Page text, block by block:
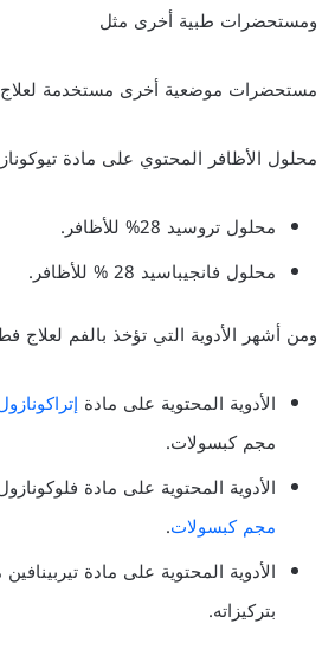
ومستحضرات طبية أخرى مثل
مستحضرات موضعية أخرى مستخدمة لعلاج
محلول الأظافر المحتوي على مادة
محلول تروسيد 28% للأظافر.
محلول فانجيباسيد 28 % للأظافر.
ومن أشهر الأدوية التي تؤخذ بالفم لعلاج
الأدوية المحتوية على مادة
مجم كبسولات.
الأدوية المحتوية على مادة
مجم كبسولات.
الأدوية المحتوية على مادة